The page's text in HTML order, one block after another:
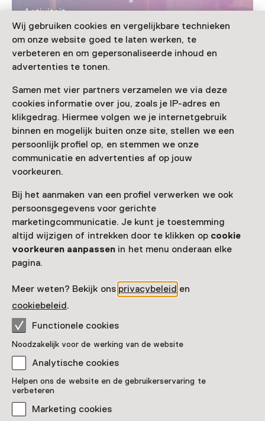
Wij gebruiken cookies en vergelijkbare technieken
om onze website goed te laten werken, te
verbeteren en om gepersonaliseerde inhoud en
advertenties te tonen.
Samen met vier partners verzamelen we via deze
cookies informatie over jou, zoals je IP-adres en
klikgedrag. Hiermee volgen we je internetgebruik
binnen en mogelijk buiten onze site, stellen we een
persoonlijk profiel op, en stemmen we onze
communicatie en advertenties af op jouw
voorkeuren.
Bij het aanmaken van een profiel verwerken we ook
persoonsgegevens voor gerichte
marketingcommunicatie. Je kunt je toestemming
altijd wijzigen of intrekken door te klikken op cookie
voorkeuren aanpassen in het menu onderaan elke
pagina.
Meer weten? Bekijk ons privacybeleid en
cookiebeleid.
Functionele cookies
Noodzakelijk voor de werking van de website
Analytische cookies
Helpen ons de website en de gebruikerservaring te
verbeteren
Marketing cookies
Activiteit
De Grote TV-Spelzomer
T/m 23 augustus van 10 tot 17 uur
Nog meer ontdekken
Zilveren kandelaars
Pronkstuk